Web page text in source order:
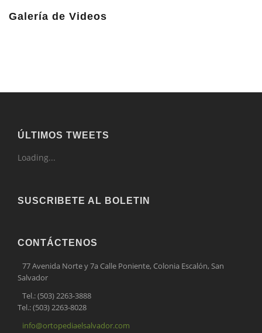
Galería de Videos
ÚLTIMOS TWEETS
Loading...
SUSCRIBETE AL BOLETIN
CONTÁCTENOS
77 Avenida Norte y 7a Calle Poniente, Colonia Escalón, San
Salvador
Tel.: (503) 2263-3888
Tel.: (503) 2263-8028
info@ortopediaelsalvador.com